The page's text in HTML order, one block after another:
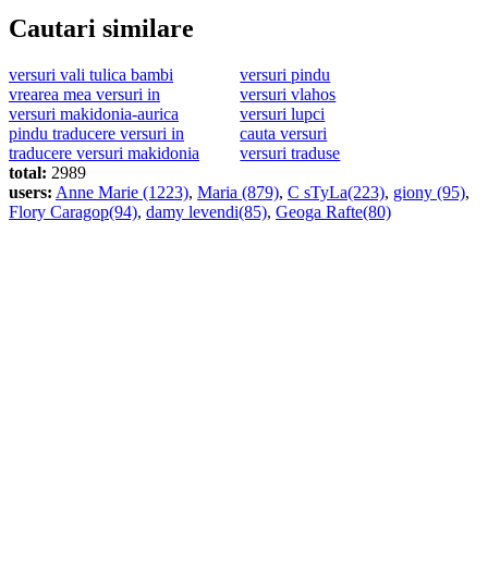
Cautari similare
versuri vali tulica bambi
versuri pindu
vrearea mea versuri in
versuri vlahos
versuri makidonia-aurica
versuri lupci
pindu traducere versuri in
cauta versuri
traducere versuri makidonia
versuri traduse
total: 2989
users: Anne Marie (1223), Maria (879), C sTyLa(223), giony (95),
Flory Caragop(94), damy levendi(85), Geoga Rafte(80)